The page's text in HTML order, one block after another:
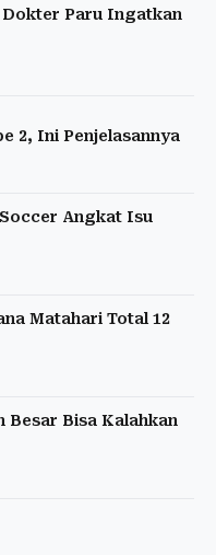
Dokter Paru Ingatkan
2, Ini Penjelasannya
Angkat Isu
Matahari Total 12
Besar Bisa Kalahkan